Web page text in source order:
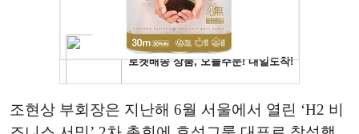
조현상 부회장은 지난해 6월 서울에서 열린 ‘H2 비